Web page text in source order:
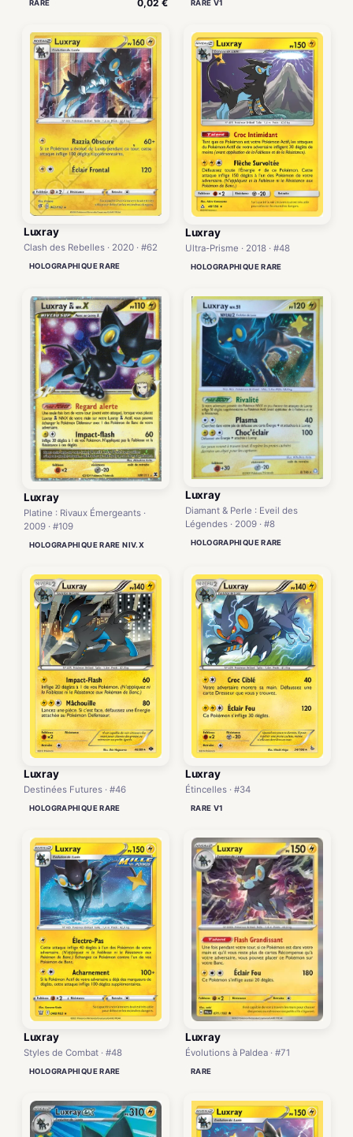
RARE 0,02 € RARE V1
Luxray
Clash des Rebelles · 2020 · #62
HOLOGRAPHIQUE RARE
Luxray
Ultra-Prisme · 2018 · #48
HOLOGRAPHIQUE RARE
Luxray
Platine : Rivaux Émergeants ·
2009 · #109
HOLOGRAPHIQUE RARE NIV.X
Luxray
Diamant & Perle : Eveil des
Légendes · 2009 · #8
HOLOGRAPHIQUE RARE
Luxray
Destinées Futures · #46
HOLOGRAPHIQUE RARE
Luxray
Étincelles · #34
RARE V1
Luxray
Styles de Combat · #48
HOLOGRAPHIQUE RARE
Luxray
Évolutions à Paldea · #71
RARE